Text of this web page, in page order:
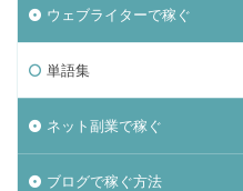
ウェブライターで稼ぐ
単語集
ネット副業で稼ぐ
ブログで稼ぐ方法